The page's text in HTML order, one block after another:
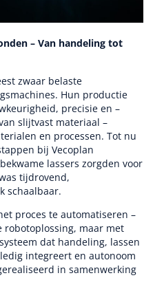
– Van handeling tot
zwaar belaste
Hun productie
precisie en –
slijtvast materiaal –
en processen. Tot nu
bij Vecoplan
lassers zorgden voor
tijdrovend,
schaalbaar.
proces te automatiseren –
robotoplossing, maar met
dat handeling, lassen
integreert en autonoom
in samenwerking